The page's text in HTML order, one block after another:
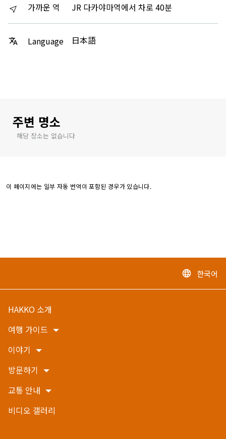
가까운 역 JR 다카야마역에서 차로 40분
Language 日本語
주변 명소
해당 장소는 없습니다
이 페이지에는 일부 자동 번역이 포함된 경우가 있습니다.
language 한국어
HAKKO 소개
여행 가이드
이야기
방문하기
교통 안내
비디오 갤러리